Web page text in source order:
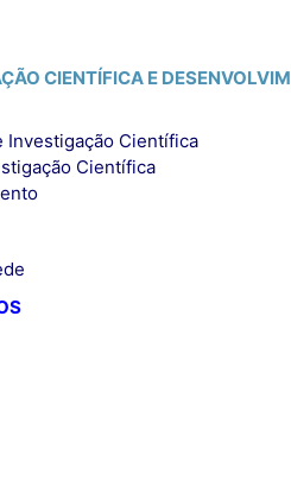
CIENTÍFICA E
Investigação Científica
Científica